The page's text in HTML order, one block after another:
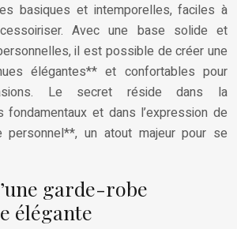
basiques et intemporelles, faciles à
Avec une base solide et
il est possible de créer une
élégantes** et confortables pour
Le secret réside dans la
fondamentaux et dans l’expression de
un atout majeur pour se
garde-robe
élégante